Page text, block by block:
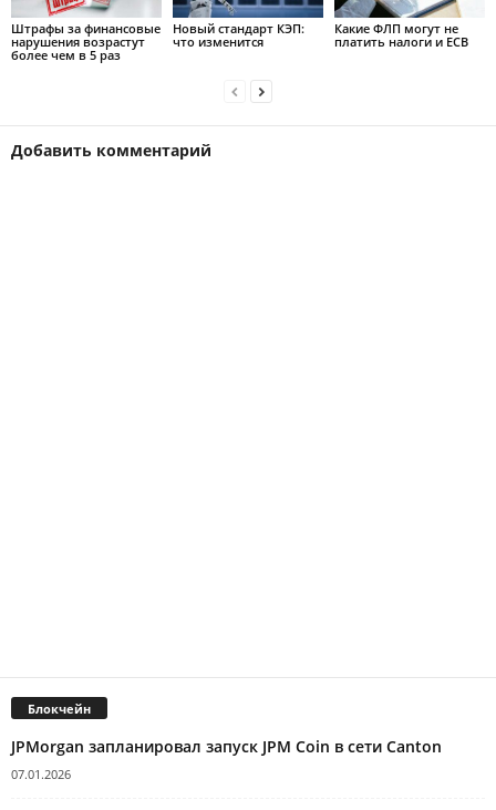
Штрафы за финансовые
нарушения возрастут
более чем в 5 раз
Новый стандарт КЭП:
что изменится
Какие ФЛП могут не
платить налоги и ЕСВ
Добавить комментарий
Блокчейн
JPMorgan запланировал запуск JPM Coin в сети Canton
07.01.2026